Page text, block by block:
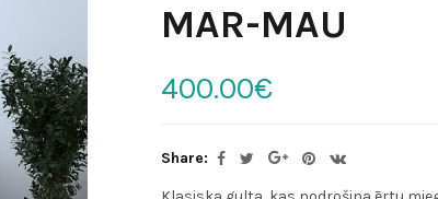
MAR-MAU
400.00€
Share: